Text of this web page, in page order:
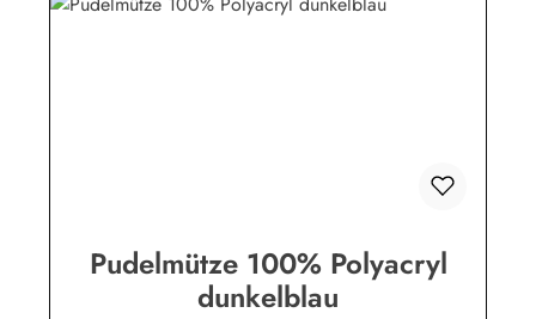
Pudelmütze 100% Polyacryl
dunkelblau